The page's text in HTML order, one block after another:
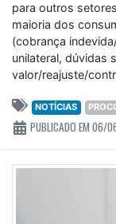
para outros
maioria dos
(cobrança
unilateral, dúvidas
valor/reajuste/
NOTÍCIAS
PUBLICADO EM 06/